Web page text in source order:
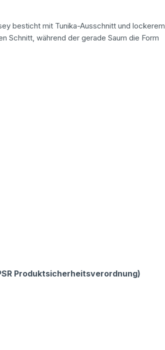
besticht mit Tunika-Ausschnitt und lockerem
Schnitt, während der gerade Saum die Form
Produktsicherheitsverordnung)